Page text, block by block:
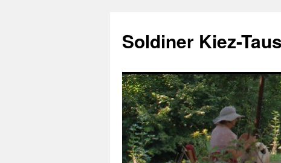
springen
Soldiner Kiez-